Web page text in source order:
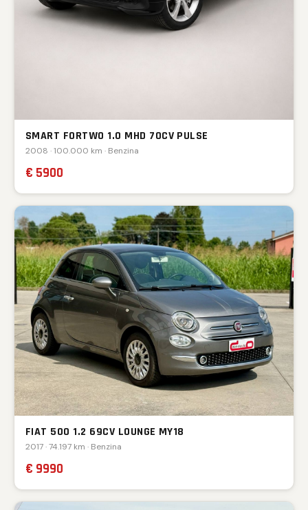
SMART FORTWO 1.0 MHD 70CV PULSE
2008 · 100.000 km · Benzina
€ 5900
FIAT 500 1.2 69CV LOUNGE MY18
2017 · 74.197 km · Benzina
€ 9990